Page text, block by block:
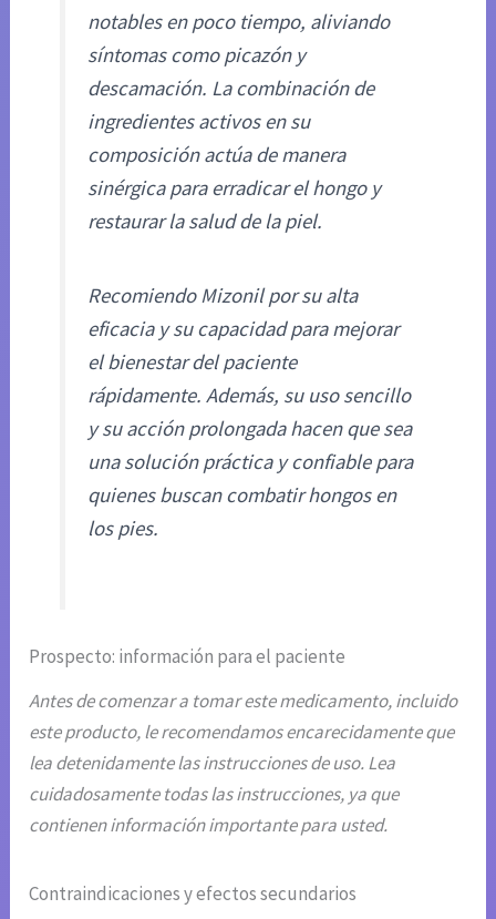
notables en poco tiempo, aliviando
síntomas como picazón y
descamación. La combinación de
ingredientes activos en su
composición actúa de manera
sinérgica para erradicar el hongo y
restaurar la salud de la piel.
Recomiendo Mizonil por su alta
eficacia y su capacidad para mejorar
el bienestar del paciente
rápidamente. Además, su uso sencillo
y su acción prolongada hacen que sea
una solución práctica y confiable para
quienes buscan combatir hongos en
los pies.
Prospecto: información para el paciente
Antes de comenzar a tomar este medicamento, incluido
este producto, le recomendamos encarecidamente que
lea detenidamente las instrucciones de uso. Lea
cuidadosamente todas las instrucciones, ya que
contienen información importante para usted.
Contraindicaciones y efectos secundarios